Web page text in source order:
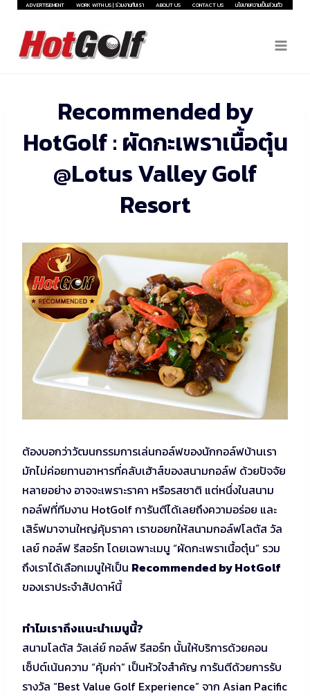
Skip
content
ADVERTISEMENT WORK WITH US | ร่วมงานกับเรา ABOUT US CONTACT US นโยบายความเป็นส่วนตัว
Recommended by
HotGolf : ผัดกะเพราเนื้อตุ๋น
@Lotus Valley Golf
Resort
ต้องบอกว่าวัฒนกรรมการเล่นกอล์ฟของนักกอล์ฟบ้านเรา
มักไม่ค่อยทานอาหารที่คลับเฮ้าส์ของสนามกอล์ฟ ด้วยปัจจัย
หลายอย่าง อาจจะเพราะราคา หรือรสชาติ แต่หนึ่งในสนาม
กอล์ฟที่ทีมงาน HotGolf การันตีได้เลยถึงความอร่อย และ
เสิร์ฟมาจานใหญ่คุ้มราคา เราขอยกให้สนามกอล์ฟโลตัส วัล
เลย์ กอล์ฟ รีสอร์ท โดยเฉพาะเมนู “ผัดกะเพราเนื้อตุ๋น” รวม
ถึงเราได้เลือกเมนูให้เป็น Recommended by HotGolf
ของเราประจำสัปดาห์นี้
ทำไมเราถึงแนะนำเมนูนี้?
สนามโลตัส วัลเล่ย์ กอล์ฟ รีสอร์ท นั้นให้บริการด้วยคอน
เซ็ปต์เน้นความ “คุ้มค่า” เป็นหัวใจสำคัญ การันตีด้วยการรับ
รางวัล “Best Value Golf Experience” จาก Asian Pacific